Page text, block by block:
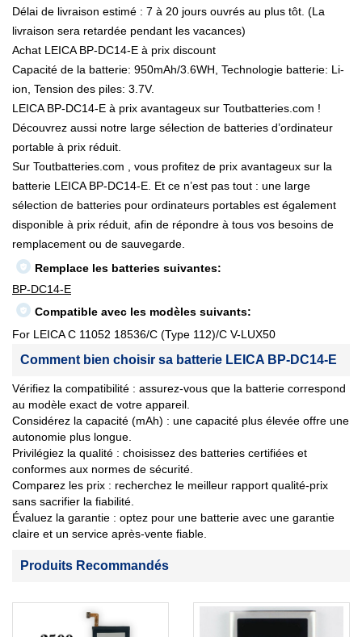
Délai de livraison estimé : 7 à 20 jours ouvrés au plus tôt. (La
livraison sera retardée pendant les vacances)
Achat LEICA BP-DC14-E à prix discount
Capacité de la batterie: 950mAh/3.6WH, Technologie batterie: Li-
ion, Tension des piles: 3.7V.
LEICA BP-DC14-E à prix avantageux sur Toutbatteries.com !
Découvrez aussi notre large sélection de batteries d’ordinateur
portable à prix réduit.
Sur Toutbatteries.com , vous profitez de prix avantageux sur la
batterie LEICA BP-DC14-E. Et ce n’est pas tout : une large
sélection de batteries pour ordinateurs portables est également
disponible à prix réduit, afin de répondre à tous vos besoins de
remplacement ou de sauvegarde.
Remplace les batteries suivantes:
BP-DC14-E
Compatible avec les modèles suivants:
For LEICA C 11052 18536/C (Type 112)/C V-LUX50
Comment bien choisir sa batterie LEICA BP-DC14-E
Vérifiez la compatibilité : assurez-vous que la batterie correspond
au modèle exact de votre appareil.
Considérez la capacité (mAh) : une capacité plus élevée offre une
autonomie plus longue.
Privilégiez la qualité : choisissez des batteries certifiées et
conformes aux normes de sécurité.
Comparez les prix : recherchez le meilleur rapport qualité-prix
sans sacrifier la fiabilité.
Évaluez la garantie : optez pour une batterie avec une garantie
claire et un service après-vente fiable.
Produits Recommandés